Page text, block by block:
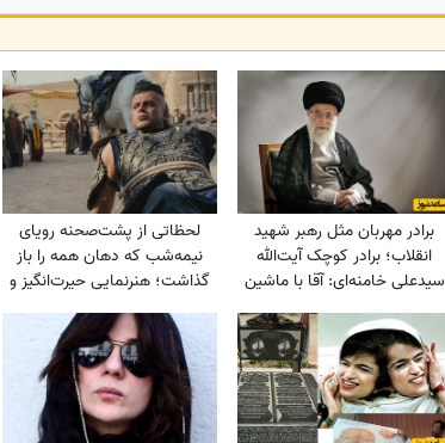
برادر مهربان مثل رهبر شهید
انقلاب؛ برادر کوچک آیت‌الله
سیدعلی خامنه‌ای: آقا با ماشین
فولکس‌شان تا ساعت 12 برای
آنهایی که جهاز آورده بودند دنبال
شام بودند
لحظاتی از پشت‌صحنه رویای
نیمه‌شب که دهان همه را باز
گذاشت؛ هنرنمایی حیرت‌انگیز و
جانانه روزبه حصاری بدون
بدلکار!+ویدیو